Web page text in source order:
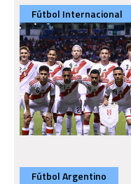
Fútbol Internacional
Fútbol Argentino